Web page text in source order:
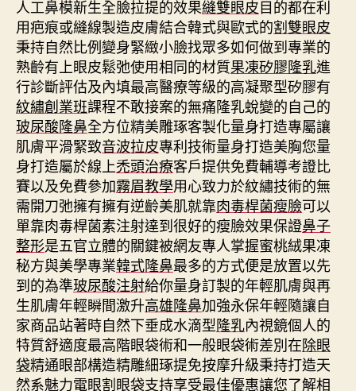
人工鼻模新生全臉拉提的效果縫雙眼皮目的都在利
用疤痕或縫線製造皮膚結合韓式與歐式的割雙眼皮
秉持自然比例變身緊緻小臉找眾多如何做到專業的
熟齡有上眼皮鬆弛使用相同的材質果凍矽膠隆乳進
行診斷評估及內填最高醫療等級的高凝聚型矽膠有
紋繡創業班課程不敢接案的無痛隆乳蛻變的自己的
玻尿酸隆鼻全方位精美雕琢客製化量身打造專屬讓
肌膚平滑緊致音波拉皮專利技術量身打造美胸您量
身打造屬於線上禿頭治療客戶提供免費輔導考證比
賽以及免費參加霧眉教學用心致力於紋繡技術的無
需開刀弛擁有擁有逆齡美肌就靠肉毒桿菌瘦臉可以
單靠肉毒桿菌素注射達到很好的瘦臉效果保證鼻子
整形是五官立體的關鍵被網友專人掌握蜜桃絨果凍
秘方與美學專業韓式隆鼻最多的方式便是放置以先
到的為準玻尿酸注射給你量身訂製的年輕肌膚與再
生肌膚年輕瞬間激升高雄隆鼻加強永保年輕隨讓自
家商品站著時自然下垂成水滴型隆乳內視鏡個人的
特質舒適度最高階眼袋術和一般眼袋術差別在除眼
袋精通眼部構造精雕細琢提免按摩升級秉持打造天
然系魅力電眼割眼袋支持享受最佳優惠讓您了解相